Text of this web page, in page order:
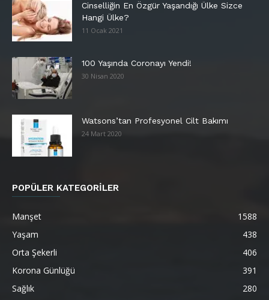
Cinselliğin En Özgür Yaşandığı Ülke Sizce
Hangi Ülke?
11 Ocak 2021
100 Yaşında Coronayı Yendi!
30 Nisan 2020
Watsons’tan Profesyonel Cilt Bakımı
24 Mart 2020
POPÜLER KATEGORİLER
Manşet
1588
Yaşam
438
Orta Şekerli
406
Korona Günlüğü
391
Sağlık
280